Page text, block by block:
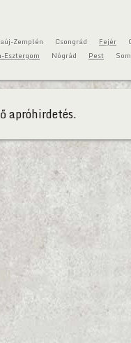
Zemplén Csongrád Fejér
Esztergom Nógrád Pest
apróhirdetés.